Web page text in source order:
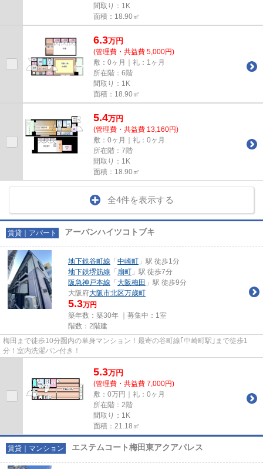
間取り：1K
面積：18.90㎡
6.3万円
(管理費・共益費 5,000円)
敷：0ヶ月｜礼：1ヶ月
所在階：6階
間取り：1K
面積：18.90㎡
5.4万円
(管理費・共益費 13,160円)
敷：0ヶ月｜礼：0ヶ月
所在階：7階
間取り：1K
面積：18.90㎡
全4件を表示する
賃貸｜アパート アーバンハイツコトブキ
地下鉄谷町線 「 中崎町 」駅 徒歩1分
地下鉄堺筋線 「 扇町 」駅 徒歩7分
阪急神戸本線 「 大阪梅田 」駅 徒歩9分
大阪府大阪市北区万歳町
5.3万円
築年数：築30年 ｜募集中： 1室
階数：2階建
梅田まで徒歩10分圏内の単身マンション！最寄の谷町線｢中崎町駅｣まで徒歩1
分！室内洗濯パン付き！
5.3万円
(管理費・共益費 7,000円)
敷：0万円｜礼：0ヶ月
所在階：2階
間取り：1K
面積：21.18㎡
賃貸｜マンション エステムコート梅田東アクアパレス